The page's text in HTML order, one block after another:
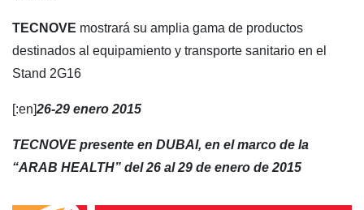
TECNOVE mostrará su amplia gama de productos
destinados al equipamiento y transporte sanitario en el
Stand 2G16
[:en]26-29 enero 2015
TECNOVE presente en DUBAI, en el marco de la
“ARAB HEALTH” del 26 al 29 de enero de 2015